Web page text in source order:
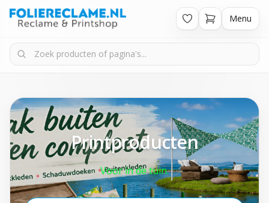
Menu
Printproducten
Voor in de tuin.